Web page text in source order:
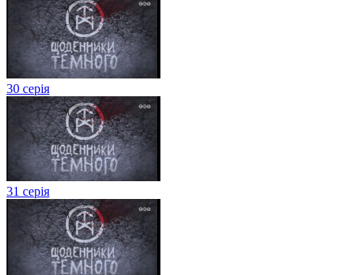
30 серія
31 серія